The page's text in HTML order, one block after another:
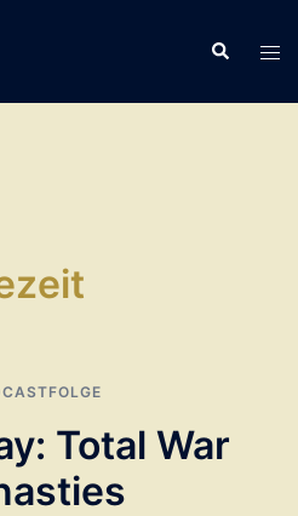
Suche
Total War